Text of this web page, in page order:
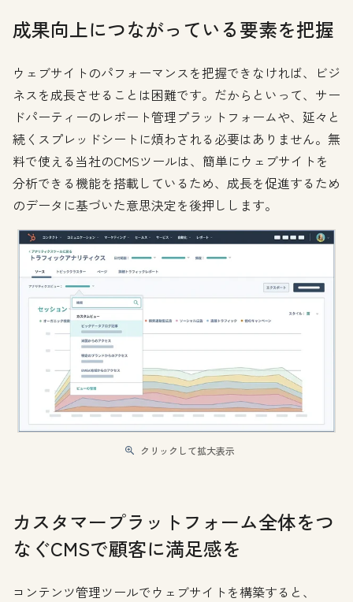
成果向上につながっている要素を把握
ウェブサイトのパフォーマンスを把握できなければ、ビジ
ネスを成長させることは困難です。だからといって、サー
ドパーティーのレポート管理プラットフォームや、延々と
続くスプレッドシートに煩わされる必要はありません。無
料で使える当社のCMSツールは、簡単にウェブサイトを
分析できる機能を搭載しているため、成長を促進するため
のデータに基づいた意思決定を後押しします。
クリックして拡大表示
カスタマープラットフォーム全体をつ
なぐCMSで顧客に満足感を
コンテンツ管理ツールでウェブサイトを構築すると、